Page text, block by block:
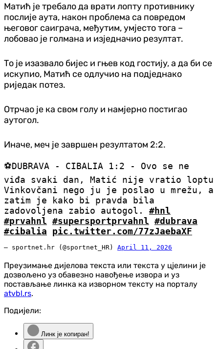
Матић је требало да врати лопту противнику
послије аута, након проблема са повредом
његовог саиграча, међутим, умјесто тога –
лобовао је голмана и изједначио резултат.
То је изазвало бијес и гњев код гостију, а да би се
искупио, Матић се одлучио на подједнако
риједак потез.
Отрчао је ка свом голу и намјерно постигао
аутогол.
Иначе, меч је завршен резултатом 2:2.
⚽️DUBRAVA - CIBALIA 1:2 - Ovo se ne
viđa svaki dan, Matić nije vratio loptu
Vinkovčani nego ju je poslao u mrežu, a
zatim je kako bi pravda bila
zadovoljena zabio autogol. #hnl
#prvahnl #supersportprvahnl #dubrava
#cibalia
pic.twitter.com/77zJaebaXF
— sportnet.hr (@sportnet_HR) April 11, 2026
Преузимање дијелова текста или текста у цјелини је
дозвољено уз обавезно навођење извора и уз
постављање линка ка изворном тексту на порталу
atvbl.rs.
Подијели:
Линк је копиран!